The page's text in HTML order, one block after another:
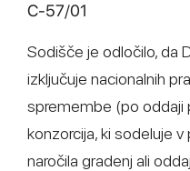
C-57/01
Sodišče je odločilo, da
izključuje nacionalnih
spremembe (po oddaji
konzorcija, ki sodeluje
naročila gradenj ali